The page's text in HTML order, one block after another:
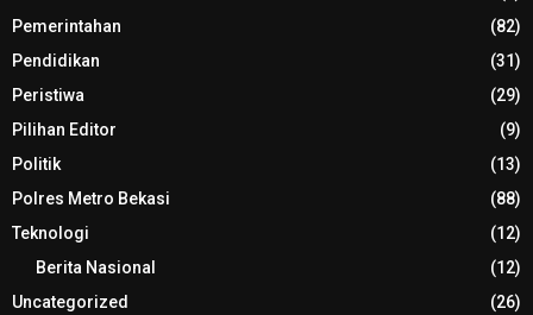
Pemerintahan
(82)
Pendidikan
(31)
Peristiwa
(29)
Pilihan Editor
(9)
Politik
(13)
Polres Metro Bekasi
(88)
Teknologi
(12)
Berita Nasional
(12)
Uncategorized
(26)